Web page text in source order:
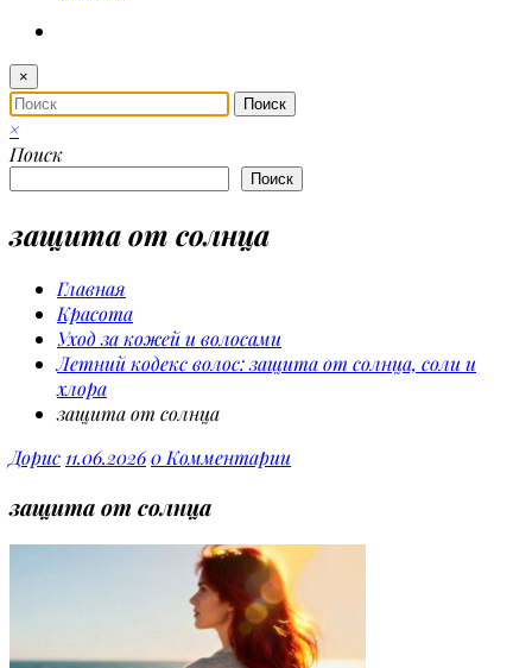
×
×
Поиск
Поиск
защита от солнца
Главная
Красота
Уход за кожей и волосами
Летний кодекс волос: защита от солнца, соли и
хлора
защита от солнца
Дорис 11.06.20260 Комментарии
защита от солнца